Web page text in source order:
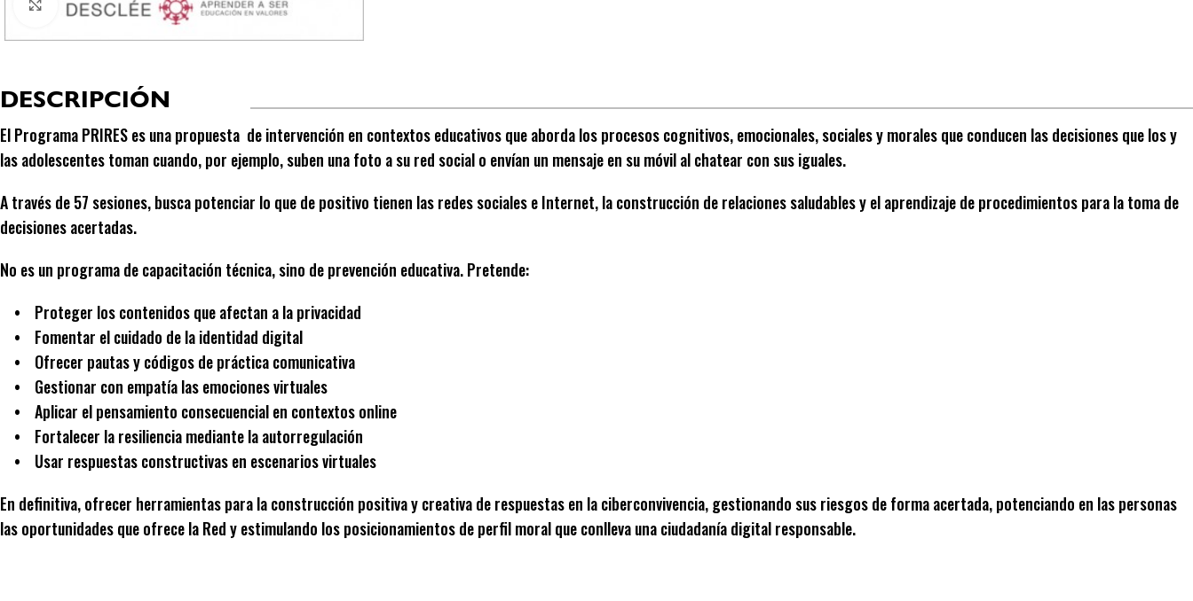
Click to enlarge
DESCRIPCIÓN
El Programa PRIRES es una propuesta de intervención en contextos educativos que aborda los procesos cognitivos, emocionales, sociales y morales que conducen las decisiones que los y
las adolescentes toman cuando, por ejemplo, suben una foto a su red social o envían un mensaje en su móvil al chatear con sus iguales.
A través de 57 sesiones, busca potenciar lo que de positivo tienen las redes sociales e Internet, la construcción de relaciones saludables y el aprendizaje de procedimientos para la toma de
decisiones acertadas.
No es un programa de capacitación técnica, sino de prevención educativa. Pretende:
• Proteger los contenidos que afectan a la privacidad
• Fomentar el cuidado de la identidad digital
• Ofrecer pautas y códigos de práctica comunicativa
• Gestionar con empatía las emociones virtuales
• Aplicar el pensamiento consecuencial en contextos online
• Fortalecer la resiliencia mediante la autorregulación
• Usar respuestas constructivas en escenarios virtuales
En definitiva, ofrecer herramientas para la construcción positiva y creativa de respuestas en la ciberconvivencia, gestionando sus riesgos de forma acertada, potenciando en las personas
las oportunidades que ofrece la Red y estimulando los posicionamientos de perfil moral que conlleva una ciudadanía digital responsable.